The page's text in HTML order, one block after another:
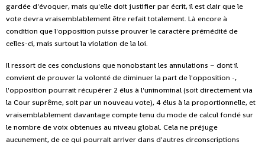
gardée d'évoquer, mais qu'elle doit justifier par écrit, il est clair que le
vote devra vraisemblablement être refait totalement. Là encore à
condition que l'opposition puisse prouver le caractère prémédité de
celles-ci, mais surtout la violation de la loi.
Il ressort de ces conclusions que nonobstant les annulations – dont il
convient de prouver la volonté de diminuer la part de l'opposition -,
l'opposition pourrait récupérer 2 élus à l'uninominal (soit directement via
la Cour suprême, soit par un nouveau vote), 4 élus à la proportionnelle, et
vraisemblablement davantage compte tenu du mode de calcul fondé sur
le nombre de voix obtenues au niveau global. Cela ne préjuge
aucunement, de ce qui pourrait arriver dans d'autres circonscriptions